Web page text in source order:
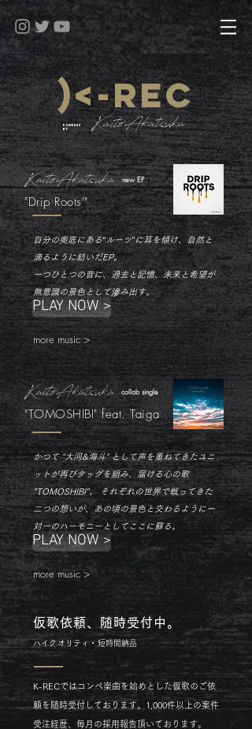
​)<-REC
KaitoAkatsuka
powered
by
KaitoAkatsuka new EP
"Drip Roots'"
自分の奥底にある“ルーツ”に耳を傾け、自然と
滴るように紡いだEP。
一つひとつの音に、過去と記憶、未来と希望が
無意識の景色として滲み出す。
PLAY NOW >
more music >
KaitoAkatsuka collabsingle
"TOMOSHIBI" feat. Taiga
かつて "大河&海斗" として声を重ねてきたユニ
ットが再びタッグを組み、届ける心の歌
"TOMOSHIBI"。 それぞれの世界で戦ってきた
二つの想いが、あの頃の景色と交わるように一
対一のハーモニーとしてここに蘇る。
PLAY NOW >
more music >
仮歌依頼、随時受付中。
ハイクオリティ・短時間納品
K-RECではコンペ楽曲を始めとした仮歌のご依
頼を随時受付しております。1,000件以上の案件
受注経歴、毎月の採用報告頂いております。